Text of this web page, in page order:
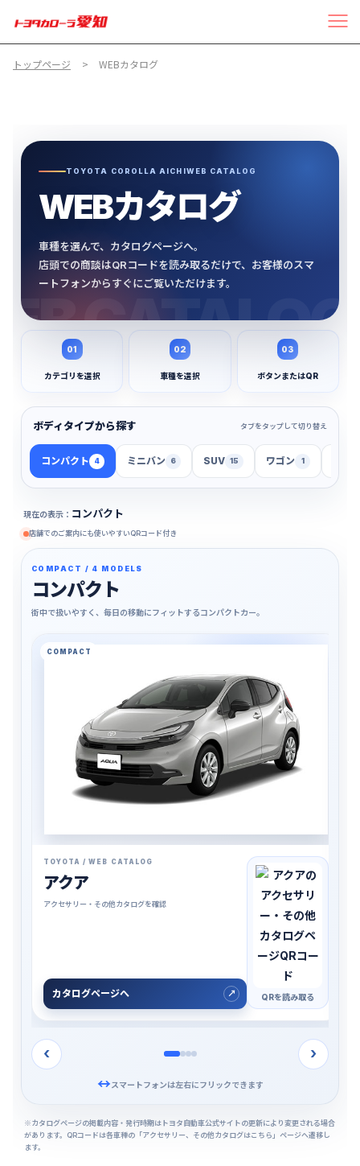
トップページ WEBカタログ
TOYOTA COROLLA AICHIWEB CATALOG
WEBカタログ
車種を選んで、カタログページへ。
店頭での商談はQRコードを読み取るだけで、お客様のスマ
ートフォンからすぐにご覧いただけます。
01
カテゴリを選択
02
車種を選択
03
ボタンまたはQR
ボディタイプから探す タブをタップして切り替え
コンパクト 4 ミニバン 6 SUV 15 ワゴン 1
現在の表示： コンパクト
店舗でのご案内にも使いやすいQRコード付き
COMPACT / 4 MODELS
コンパクト
街中で扱いやすく、毎日の移動にフィットするコンパクトカー。
COMPACT
TOYOTA / WEB CATALOG
アクア
アクセサリー・その他カタログを確認
カタログページへ QRを読み取る
‹ ›
スマートフォンは左右にフリックできます
※カタログページの掲載内容・発行時期はトヨタ自動車公式サイトの更新により変更される場合
があります。QRコードは各車種の「アクセサリー、その他カタログはこちら」ページへ遷移し
ます。